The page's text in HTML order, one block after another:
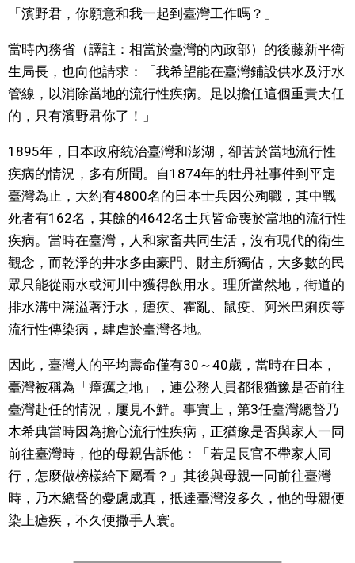
編輯部通知
「濱野君，你願意和我一起到臺灣工作嗎？」
當時內務省（譯註：相當於臺灣的內政部）的後藤新平衛
生局長，也向他請求：「我希望能在臺灣鋪設供水及汙水
管線，以消除當地的流行性疾病。足以擔任這個重責大任
的，只有濱野君你了！」
1895年，日本政府統治臺灣和澎湖，卻苦於當地流行性
疾病的情況，多有所聞。自1874年的牡丹社事件到平定
臺灣為止，大約有4800名的日本士兵因公殉職，其中戰
死者有162名，其餘的4642名士兵皆命喪於當地的流行性
疾病。當時在臺灣，人和家畜共同生活，沒有現代的衛生
觀念，而乾淨的井水多由豪門、財主所獨佔，大多數的民
眾只能從雨水或河川中獲得飲用水。理所當然地，街道的
排水溝中滿溢著汙水，瘧疾、霍亂、鼠疫、阿米巴痢疾等
流行性傳染病，肆虐於臺灣各地。
因此，臺灣人的平均壽命僅有30～40歲，當時在日本，
臺灣被稱為「瘴癘之地」，連公務人員都很猶豫是否前往
臺灣赴任的情況，屢見不鮮。事實上，第3任臺灣總督乃
木希典當時因為擔心流行性疾病，正猶豫是否與家人一同
前往臺灣時，他的母親告訴他：「若是長官不帶家人同
行，怎麼做榜樣給下屬看？」其後與母親一同前往臺灣
時，乃木總督的憂慮成真，抵達臺灣沒多久，他的母親便
染上瘧疾，不久便撒手人寰。